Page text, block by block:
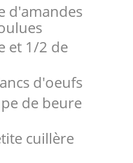
d'amandes
et 1/2 de
d'oeufs
de beure
cuillère